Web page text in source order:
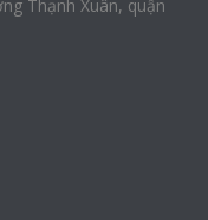
Thạnh Xuân, quận